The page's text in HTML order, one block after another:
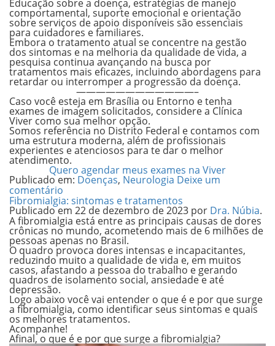
Educação sobre a doença, estratégias de manejo
comportamental, suporte emocional e orientação
sobre serviços de apoio disponíveis são essenciais
para cuidadores e familiares.
Embora o tratamento atual se concentre na gestão
dos sintomas e na melhoria da qualidade de vida, a
pesquisa continua avançando na busca por
tratamentos mais eficazes, incluindo abordagens para
retardar ou interromper a progressão da doença.
————————————–
Caso você esteja em Brasília ou Entorno e tenha
exames de imagem solicitados, considere a Clínica
Viver como sua melhor opção.
Somos referência no Distrito Federal e contamos com
uma estrutura moderna, além de profissionais
experientes e atenciosos para te dar o melhor
atendimento.
Quero agendar meus exames na Viver
Publicado em: Doenças, Neurologia Deixe um
comentário
Fibromialgia: sintomas e tratamentos
Publicado em 22 de dezembro de 2023 por Dra. Núbia.
A fibromialgia está entre as principais causas de dores
crônicas no mundo, acometendo mais de 6 milhões de
pessoas apenas no Brasil.
O quadro provoca dores intensas e incapacitantes,
reduzindo muito a qualidade de vida e, em muitos
casos, afastando a pessoa do trabalho e gerando
quadros de isolamento social, ansiedade e até
depressão.
Logo abaixo você vai entender o que é e por que surge
a fibromialgia, como identificar seus sintomas e quais
os melhores tratamentos.
Acompanhe!
Afinal, o que é e por que surge a fibromialgia?